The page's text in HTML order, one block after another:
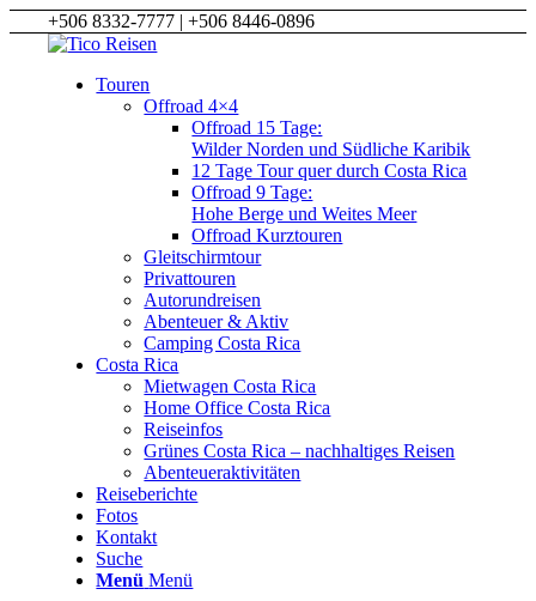
+506 8332-7777 | +506 8446-0896
Touren
Offroad 4×4
Offroad 15 Tage:
Wilder Norden und Südliche Karibik
12 Tage Tour quer durch Costa Rica
Offroad 9 Tage:
Hohe Berge und Weites Meer
Offroad Kurztouren
Gleitschirmtour
Privattouren
Autorundreisen
Abenteuer & Aktiv
Camping Costa Rica
Costa Rica
Mietwagen Costa Rica
Home Office Costa Rica
Reiseinfos
Grünes Costa Rica – nachhaltiges Reisen
Abenteueraktivitäten
Reiseberichte
Fotos
Kontakt
Suche
Menü Menü